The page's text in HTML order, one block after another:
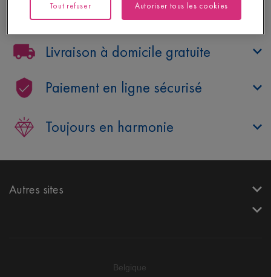
Besoin d’aide ?
Livraison à domicile gratuite
Paiement en ligne sécurisé
Toujours en harmonie
Autres sites
Belgique
Tout refuser Autoriser tous les cookies